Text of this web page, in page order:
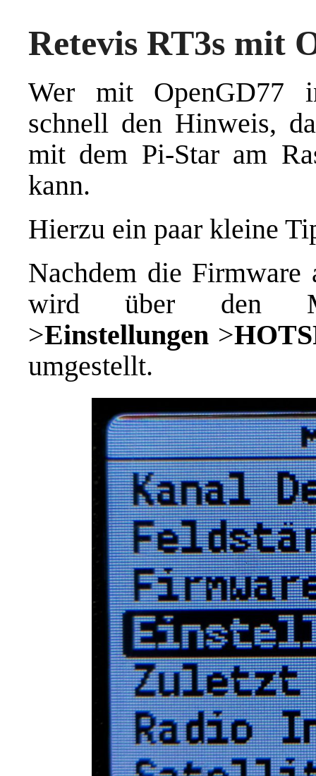
Retevis RT3s mit
Wer mit OpenGD77
schnell den Hinweis,
mit dem Pi-Star am
kann.
Hierzu ein paar kleine
Nachdem die Firmware
wird über den
>Einstellungen >
umgestellt.